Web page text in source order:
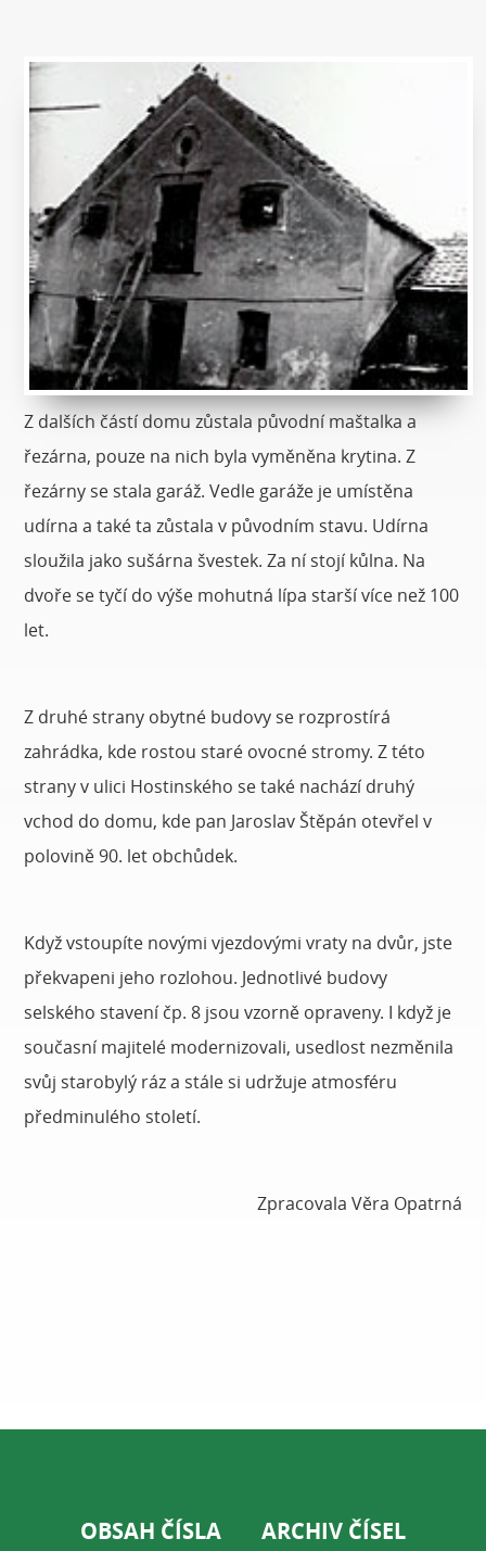
Z dalších částí domu zůstala původní maštalka a
řezárna, pouze na nich byla vyměněna krytina. Z
řezárny se stala garáž. Vedle garáže je umístěna
udírna a také ta zůstala v původním stavu. Udírna
sloužila jako sušárna švestek. Za ní stojí kůlna. Na
dvoře se tyčí do výše mohutná lípa starší více než 100
let.
Z druhé strany obytné budovy se rozprostírá
zahrádka, kde rostou staré ovocné stromy. Z této
strany v ulici Hostinského se také nachází druhý
vchod do domu, kde pan Jaroslav Štěpán otevřel v
polovině 90. let obchůdek.
Když vstoupíte novými vjezdovými vraty na dvůr, jste
překvapeni jeho rozlohou. Jednotlivé budovy
selského stavení čp. 8 jsou vzorně opraveny. I když je
současní majitelé modernizovali, usedlost nezměnila
svůj starobylý ráz a stále si udržuje atmosféru
předminulého století.
Zpracovala Věra Opatrná
OBSAH ČÍSLA ARCHIV ČÍSEL